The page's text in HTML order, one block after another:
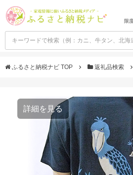
限
ふるさと納税ナビ TOP 返礼品検索
詳細を見る